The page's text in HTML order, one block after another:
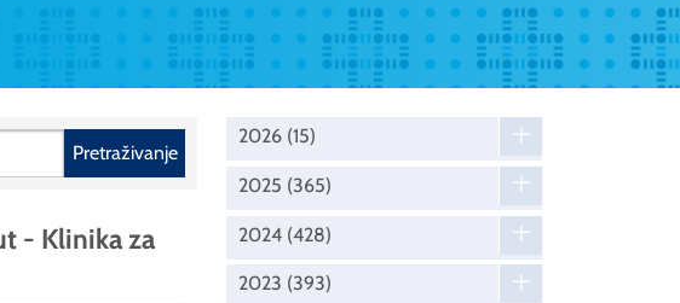
Pretraživanje
- Klinika za
2026 (15)
2025 (365)
2024 (428)
2023 (393)